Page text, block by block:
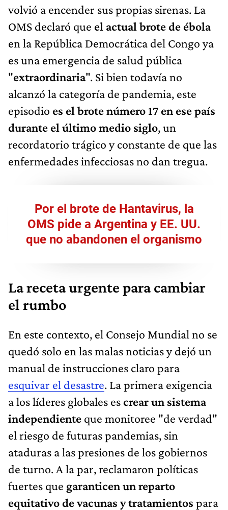
volvió a encender sus propias sirenas. La
OMS declaró que el actual brote de ébola
en la República Democrática del Congo ya
es una emergencia de salud pública
"extraordinaria". Si bien todavía no
alcanzó la categoría de pandemia, este
episodio es el brote número 17 en ese país
durante el último medio siglo, un
recordatorio trágico y constante de que las
enfermedades infecciosas no dan tregua.
Por el brote de Hantavirus, la
OMS pide a Argentina y EE. UU.
que no abandonen el organismo
La receta urgente para cambiar
el rumbo
En este contexto, el Consejo Mundial no se
quedó solo en las malas noticias y dejó un
manual de instrucciones claro para
esquivar el desastre. La primera exigencia
a los líderes globales escrear un sistema
independiente que monitoree "de verdad"
el riesgo de futuras pandemias, sin
ataduras a las presiones de los gobiernos
de turno. A la par, reclamaron políticas
fuertes que garanticen un reparto
equitativo de vacunas y tratamientos para